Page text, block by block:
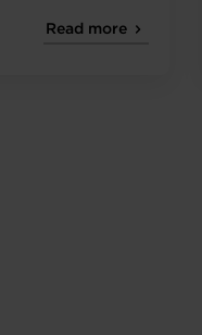
Read more